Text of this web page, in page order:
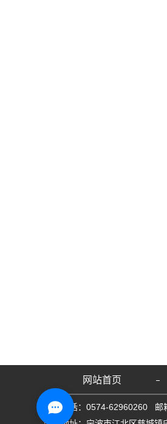
网站首页
联系电话：0574-62960260 邮